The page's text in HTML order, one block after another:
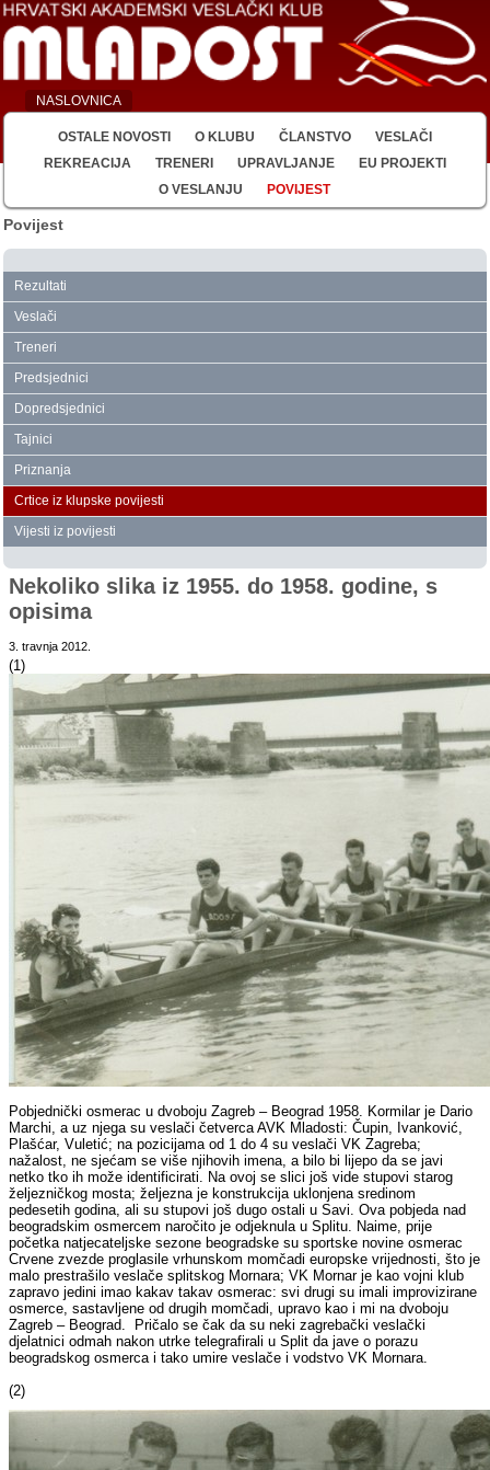
NASLOVNICA
OSTALE NOVOSTI O KLUBU ČLANSTVO
VESLAČI
REKREACIJA
TRENERI UPRAVLJANJE
EU PROJEKTI
O VESLANJU
POVIJEST
Povijest
Rezultati
Veslači
Treneri
Predsjednici
Dopredsjednici
Tajnici
Priznanja
Crtice iz klupske povijesti
Vijesti iz povijesti
Nekoliko slika iz 1955. do 1958. godine, s
opisima
3. travnja 2012.
(1)
Pobjednički osmerac u dvoboju Zagreb – Beograd 1958. Kormilar je Dario
Marchi, a uz njega su veslači četverca AVK Mladosti: Čupin, Ivanković,
Plašćar, Vuletić; na pozicijama od 1 do 4 su veslači VK Zagreba;
nažalost, ne sjećam se više njihovih imena, a bilo bi lijepo da se javi
netko tko ih može identificirati. Na ovoj se slici još vide stupovi starog
željezničkog mosta; željezna je konstrukcija uklonjena sredinom
pedesetih godina, ali su stupovi još dugo ostali u Savi. Ova pobjeda nad
beogradskim osmercem naročito je odjeknula u Splitu. Naime, prije
početka natjecateljske sezone beogradske su sportske novine osmerac
Crvene zvezde proglasile vrhunskom momčadi europske vrijednosti, što je
malo prestrašilo veslače splitskog Mornara; VK Mornar je kao vojni klub
zapravo jedini imao kakav takav osmerac: svi drugi su imali improvizirane
osmerce, sastavljene od drugih momčadi, upravo kao i mi na dvoboju
Zagreb – Beograd. Pričalo se čak da su neki zagrebački veslački
djelatnici odmah nakon utrke telegrafirali u Split da jave o porazu
beogradskog osmerca i tako umire veslače i vodstvo VK Mornara.
(2)